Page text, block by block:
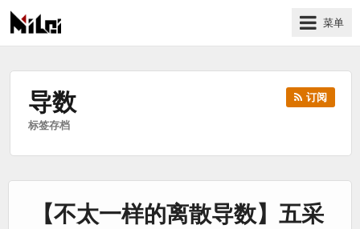
有
技
菜单
导数
标签存档
订阅
【不太一样的离散导数】五采